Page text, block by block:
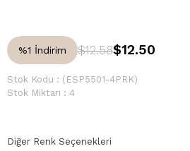
%1 İndirim $12.58$12.50
Stok Kodu
(ESP5501-4PRK)
Stok Miktarı : 4
Diğer Renk Seçenekleri